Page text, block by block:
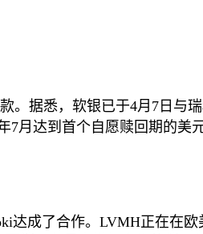
。据悉，软银已于4月7日与
月达到首个自愿赎回期的美
达成了合作。LVMH正在在